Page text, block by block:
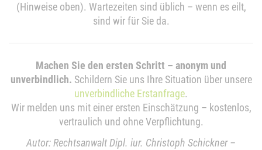
(Hinweise oben). Wartezeiten sind üblich – wenn es eilt,
sind wir für Sie da.
Machen Sie den ersten Schritt – anonym und
unverbindlich. Schildern Sie uns Ihre Situation über unsere
unverbindliche Erstanfrage.
Wir melden uns mit einer ersten Einschätzung – kostenlos,
vertraulich und ohne Verpflichtung.
Autor: Rechtsanwalt Dipl. iur. Christoph Schickner –